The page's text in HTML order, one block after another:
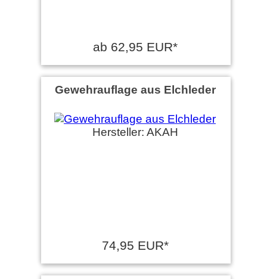
ab 62,95 EUR*
Gewehrauflage aus Elchleder
Hersteller: AKAH
74,95 EUR*